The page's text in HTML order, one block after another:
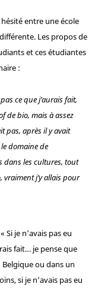
entre une école
Les propos de
et ces étudiantes
:
ce que j’aurais fait,
de bio, mais à assez
pas, après il y avait
domaine de
dans les cultures, tout
j’y allais pour
Si je n’avais pas eu
fait… je pense que
Belgique ou dans un
si je n’avais pas eu